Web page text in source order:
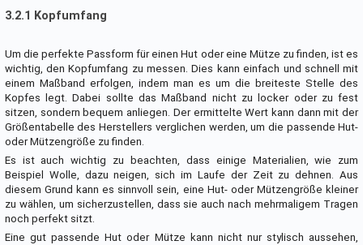
3.2.1 Kopfumfang
Um die perfekte Passform für einen Hut oder eine Mütze zu finden, ist es
wichtig, den Kopfumfang zu messen. Dies kann einfach und schnell mit
einem Maßband erfolgen, indem man es um die breiteste Stelle des
Kopfes legt. Dabei sollte das Maßband nicht zu locker oder zu fest
sitzen, sondern bequem anliegen. Der ermittelte Wert kann dann mit der
Größentabelle des Herstellers verglichen werden, um die passende Hut-
oder Mützengröße zu finden.
Es ist auch wichtig zu beachten, dass einige Materialien, wie zum
Beispiel Wolle, dazu neigen, sich im Laufe der Zeit zu dehnen. Aus
diesem Grund kann es sinnvoll sein, eine Hut- oder Mützengröße kleiner
zu wählen, um sicherzustellen, dass sie auch nach mehrmaligem Tragen
noch perfekt sitzt.
Eine gut passende Hut oder Mütze kann nicht nur stylisch aussehen,